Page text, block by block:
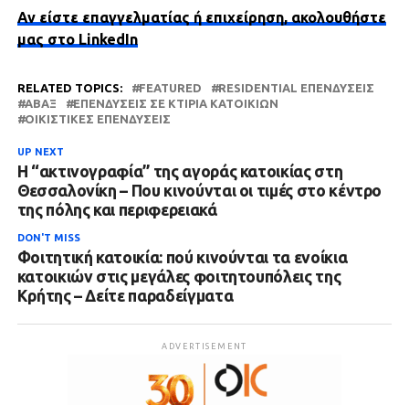
Αν είστε επαγγελματίας ή επιχείρηση, ακολουθήστε
μας στο LinkedIn
RELATED TOPICS: FEATURED
RESIDENTIAL ΕΠΕΝΔΎΣΕΙΣ
ΑΒΑΞ
ΕΠΕΝΔΎΣΕΙΣ ΣΕ ΚΤΊΡΙΑ ΚΑΤΟΙΚΙΏΝ
ΟΙΚΙΣΤΙΚΈΣ ΕΠΕΝΔΎΣΕΙΣ
UP NEXT
Η “ακτινογραφία” της αγοράς κατοικίας στη
Θεσσαλονίκη – Που κινούνται οι τιμές στο κέντρο
της πόλης και περιφερειακά
DON'T MISS
Φοιτητική κατοικία: πού κινούνται τα ενοίκια
κατοικιών στις μεγάλες φοιτητουπόλεις της
Κρήτης – Δείτε παραδείγματα
ADVERTISEMENT